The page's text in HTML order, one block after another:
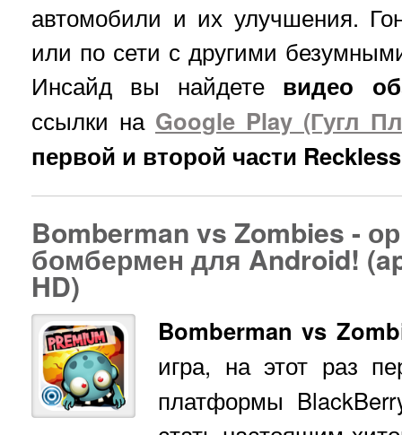
автомобили и их улучшения.
или по сети с другими
Инсайд вы найдете видео
ссылки на Google Play (Гугл
первой и второй части
Bomberman vs Zombies -
бомбермен для Android!
HD)
Bomberman vs
игра, на этот раз
платформы